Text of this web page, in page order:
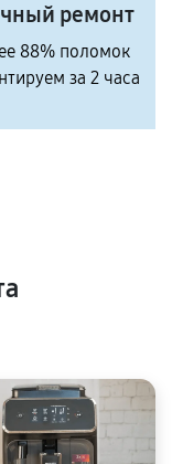
ремонт
88% поломок
за 2 часа